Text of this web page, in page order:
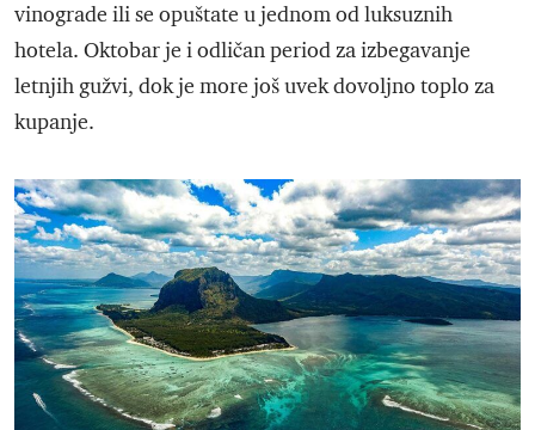
vinograde ili se opuštate u jednom od luksuznih
hotela. Oktobar je i odličan period za izbegavanje
letnjih gužvi, dok je more još uvek dovoljno toplo za
kupanje.